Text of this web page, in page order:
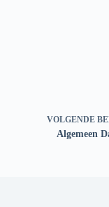
VOLGENDE
Algemeen